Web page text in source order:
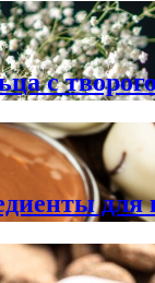
с
для